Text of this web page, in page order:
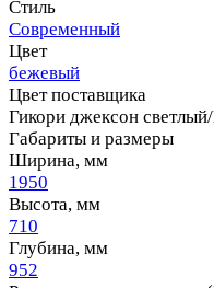
Стиль
Современный
Цвет
бежевый
Цвет поставщика
Гикори джексон
Габариты и размеры
Ширина, мм
1950
Высота, мм
710
Глубина, мм
952